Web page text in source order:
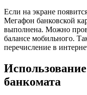
Если на экране
Мегафон банковской
выполнена. Можно
балансе мобильного.
перечисление в
банкомата